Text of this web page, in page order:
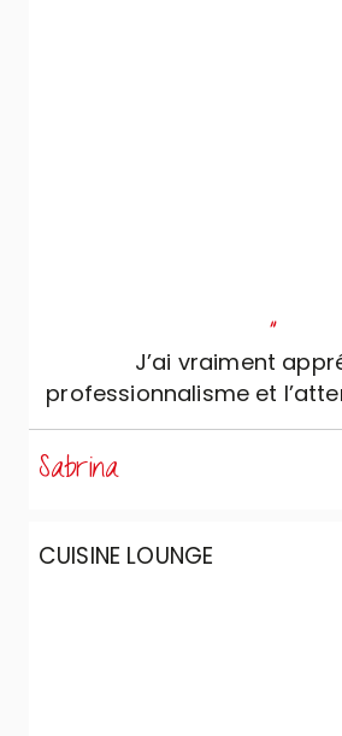
"
J’ai vraiment
professionnalisme et
lors de la phase de vente
réservé au montage et à
du produit. Je juge
Sabrina
CUISINE LOUNGE